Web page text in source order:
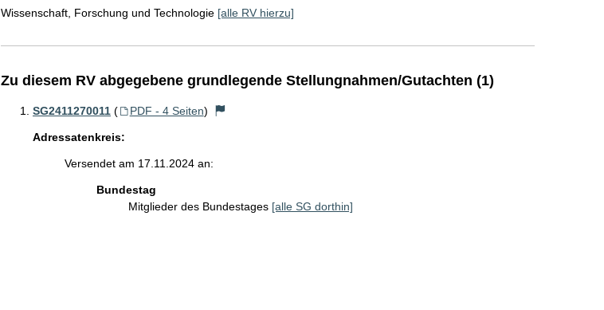
Wissenschaft, Forschung und Technologie [alle RV hierzu]
Zu diesem RV abgegebene grundlegende Stellungnahmen/Gutachten (1)
SG2411270011 ( PDF - 4 Seiten)
Adressatenkreis:
Versendet am 17.11.2024 an:
Bundestag
Mitglieder des Bundestages [alle SG dorthin]